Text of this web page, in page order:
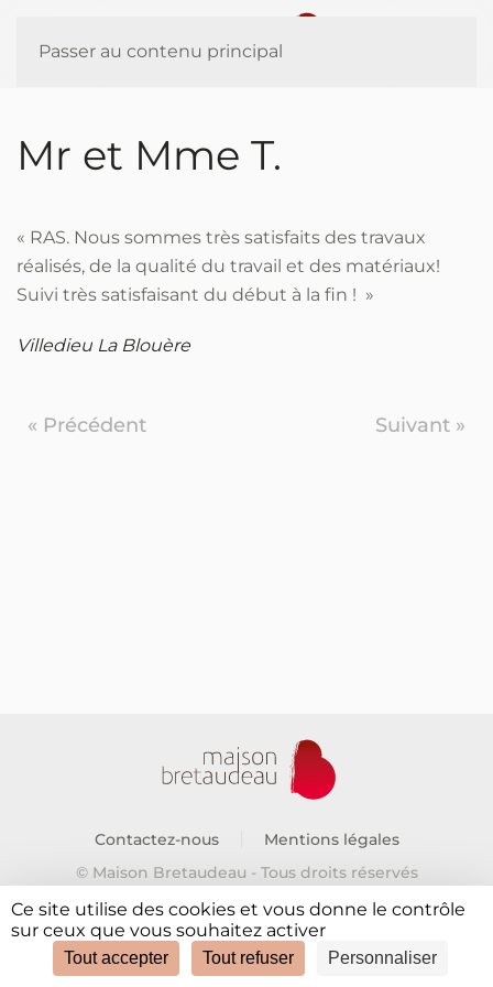
Passer au contenu principal
Mr et Mme T.
« RAS. Nous sommes très satisfaits des travaux
réalisés, de la qualité du travail et des matériaux!
Suivi très satisfaisant du début à la fin ! »
Villedieu La Blouère
« Précédent Suivant »
Contactez-nous
Mentions légales
© Maison Bretaudeau - Tous droits réservés
Ce site utilise des cookies et vous donne le contrôle
sur ceux que vous souhaitez activer
Tout accepter Tout refuser Personnaliser